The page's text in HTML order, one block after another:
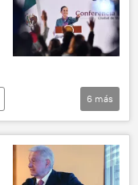
6 más